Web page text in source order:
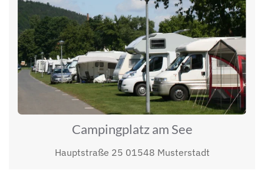
Campingplatz am See
Hauptstraße 25 01548 Musterstadt